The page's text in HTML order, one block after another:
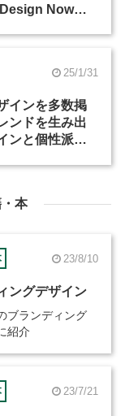
Now」
25/1/31
インを多数掲
ンドを生み出
ンと個性派ブ
本
23/8/10
ングデザイン
ブランディング
紹介
23/7/21